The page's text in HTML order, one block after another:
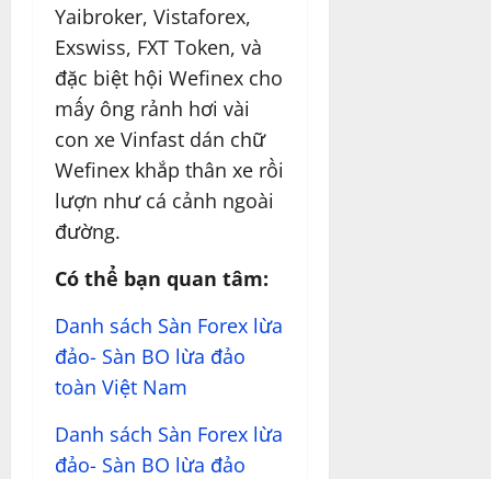
Yaibroker, Vistaforex,
Exswiss, FXT Token, và
đặc biệt hội Wefinex cho
mấy ông rảnh hơi vài
con xe Vinfast dán chữ
Wefinex khắp thân xe rồi
lượn như cá cảnh ngoài
đường.
Có thể bạn quan tâm:
Danh sách Sàn Forex lừa
đảo- Sàn BO lừa đảo
toàn Việt Nam
Danh sách Sàn Forex lừa
đảo- Sàn BO lừa đảo